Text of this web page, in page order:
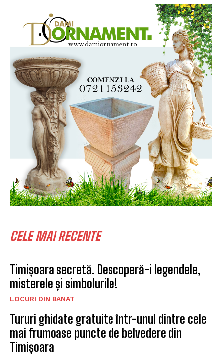
CELE MAI RECENTE
Timișoara secretă. Descoperă-i legendele,
misterele și simbolurile!
LOCURI DIN BANAT
Tururi ghidate gratuite într-unul dintre cele
mai frumoase puncte de belvedere din
Timișoara